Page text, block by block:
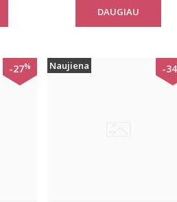
DAUGIAU
-27% Naujiena -34